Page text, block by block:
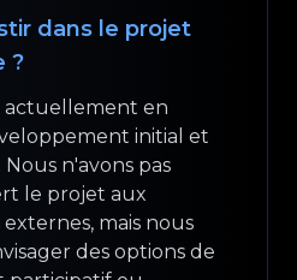
dans le projet
?
actuellement en
initial et
n'avons pas
le projet aux
mais nous
des options de